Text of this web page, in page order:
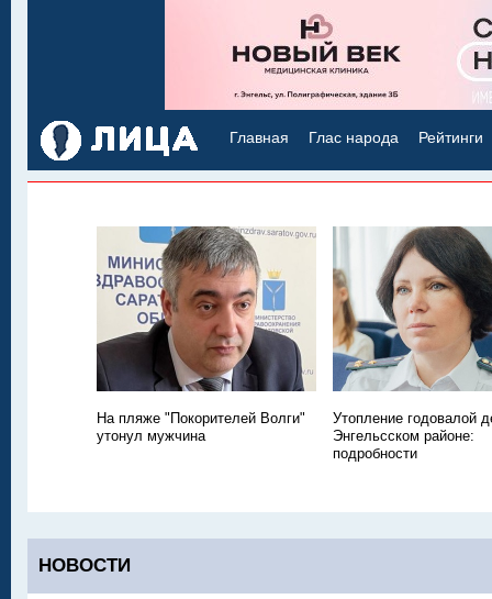
Главная Глас народа Рейтинги
На пляже "Покорителей Волги"
утонул мужчина
Утопление годовалой
Энгельсском районе:
подробности
НОВОСТИ